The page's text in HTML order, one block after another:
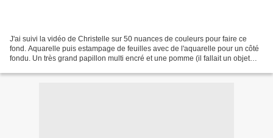
J'ai suivi la vidéo de Christelle sur 50 nuances de couleurs pour faire ce
fond. Aquarelle puis estampage de feuilles avec de l'aquarelle pour un côté
fondu. Un très grand papillon multi encré et une pomme (il fallait un objet